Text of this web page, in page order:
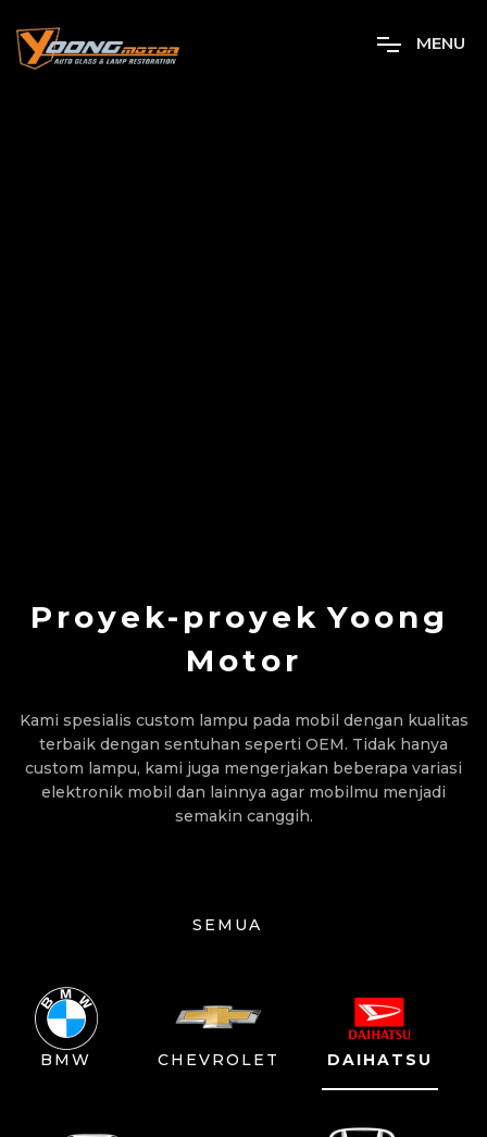
MENU
Proyek-proyek Yoong
Motor
Kami spesialis custom lampu pada mobil dengan kualitas
terbaik dengan sentuhan seperti OEM. Tidak hanya
custom lampu, kami juga mengerjakan beberapa variasi
elektronik mobil dan lainnya agar mobilmu menjadi
semakin canggih.
SEMUA
BMW CHEVROLET DAIHATSU